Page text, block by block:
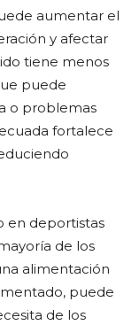
aumentar el
y afectar
tiene menos
puede
o problemas
fortalece
en deportistas
de los
alimentación
puede
de los